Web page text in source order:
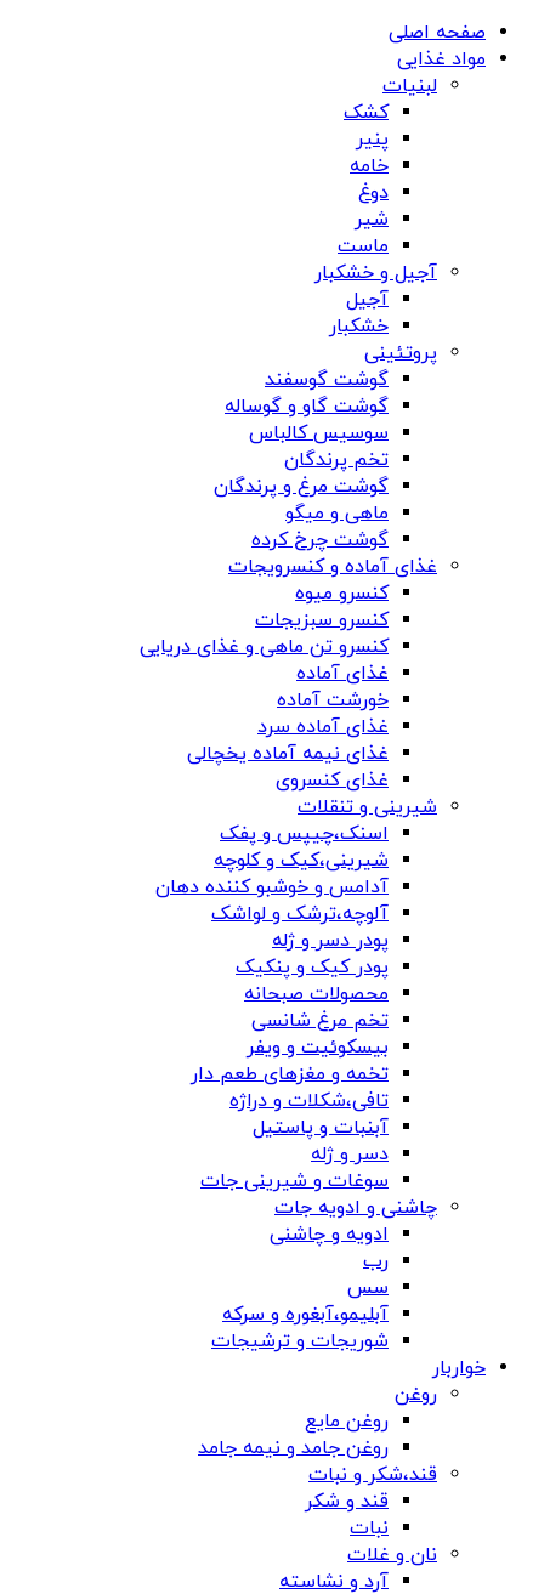
صفحه اصلی
مواد غذایی
لبنیات
کشک
پنیر
خامه
دوغ
شیر
ماست
آجیل و خشکبار
آجیل
خشکبار
پروتئینی
گوشت گوسفند
گوشت گاو و گوساله
سوسیس کالباس
تخم پرندگان
گوشت مرغ و پرندگان
ماهی و میگو
گوشت چرخ کرده
غذای آماده و کنسرویجات
کنسرو میوه
کنسرو سبزیجات
کنسرو تن ماهی و غذای دریایی
غذای آماده
خورشت آماده
غذای آماده سرد
غذای نیمه آماده یخچالی
غذای کنسروی
شیرینی و تنقلات
اسنک،چیپس و پفک
شیرینی،کیک و کلوچه
آدامس و خوشبو کننده دهان
آلوچه،ترشک و لواشک
پودر دسر و ژله
پودر کیک و پنکیک
محصولات صبحانه
تخم مرغ شانسی
بیسکوئیت و ویفر
تخمه و مغزهای طعم دار
تافی،شکلات و دراژه
آبنبات و پاستیل
دسر و ژله
سوغات و شیرینی جات
چاشنی و ادویه جات
ادویه و چاشنی
رب
سس
آبلیمو،آبغوره و سرکه
شوریجات و ترشیجات
خواربار
روغن
روغن مایع
روغن جامد و نیمه جامد
قند،شکر و نبات
قند و شکر
نبات
نان و غلات
آرد و نشاسته